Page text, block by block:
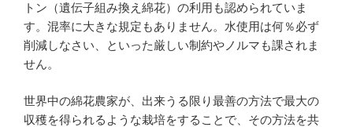
トン（遺伝子組み換え綿花）の利用も認められていま
す。混率に大きな規定もありません。水使用は何％必ず
削減しなさい、といった厳しい制約やノルマも課されま
せん。
世界中の綿花農家が、出来うる限り最善の方法で最大の
収穫を得られるような栽培をすることで、その方法を共